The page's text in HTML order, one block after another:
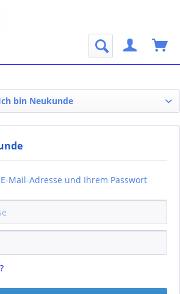
bin Neukunde
Mail-Adresse und Ihrem Passwort